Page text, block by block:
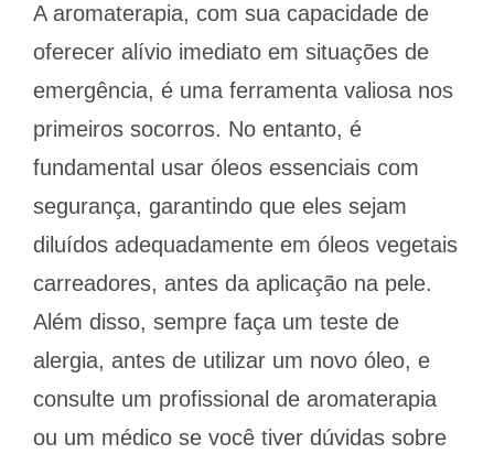
A aromaterapia, com sua capacidade de
oferecer alívio imediato em situações de
emergência, é uma ferramenta valiosa nos
primeiros socorros. No entanto, é
fundamental usar óleos essenciais com
segurança, garantindo que eles sejam
diluídos adequadamente em óleos vegetais
carreadores, antes da aplicação na pele.
Além disso, sempre faça um teste de
alergia, antes de utilizar um novo óleo, e
consulte um profissional de aromaterapia
ou um médico se você tiver dúvidas sobre